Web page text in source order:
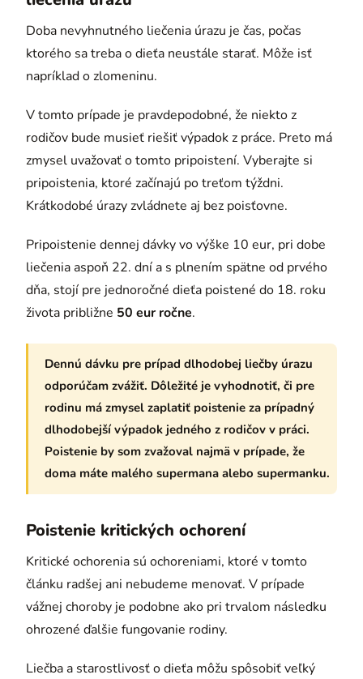
Doba nevyhnutného liečenia úrazu je čas, počas
ktorého sa treba o dieťa neustále starať. Môže isť
napríklad o zlomeninu.
V tomto prípade je pravdepodobné, že niekto z
rodičov bude musieť riešiť výpadok z práce. Preto má
zmysel uvažovať o tomto pripoistení. Vyberajte si
pripoistenia, ktoré začínajú po treťom týždni.
Krátkodobé úrazy zvládnete aj bez poisťovne.
Pripoistenie dennej dávky vo výške 10 eur, pri dobe
liečenia aspoň 22. dní a s plnením spätne od prvého
dňa, stojí pre jednoročné dieťa poistené do 18. roku
života približne 50 eur ročne.
Dennú dávku pre prípad dlhodobej liečby úrazu
odporúčam zvážiť. Dôležité je vyhodnotiť, či pre
rodinu má zmysel zaplatiť poistenie za prípadný
dlhodobejší výpadok jedného z rodičov v práci.
Poistenie by som zvažoval najmä v prípade, že
doma máte malého supermana alebo supermanku.
Poistenie kritických ochorení
Kritické ochorenia sú ochoreniami, ktoré v tomto
článku radšej ani nebudeme menovať. V prípade
vážnej choroby je podobne ako pri trvalom následku
ohrozené ďalšie fungovanie rodiny.
Liečba a starostlivosť o dieťa môžu spôsobiť veľký